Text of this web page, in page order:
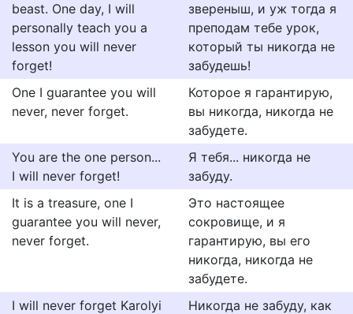
beast. One day, I will
personally teach you a
lesson you will never
forget!
звереныш, и уж тогда я
преподам тебе урок,
который ты никогда не
забудешь!
One I guarantee you will
never, never forget.
Которое я гарантирую,
вы никогда, никогда не
забудете.
You are the one person...
I will never forget!
Я тебя... никогда не
забуду.
It is a treasure, one I
guarantee you will never,
never forget.
Это настоящее
сокровище, и я
гарантирую, вы его
никогда, никогда не
забудете.
I will never forget Karolyi
Никогда не забуду, как